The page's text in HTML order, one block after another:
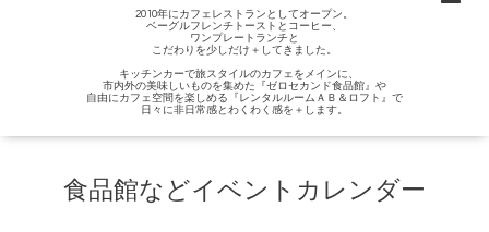
2010年にカフェレストランとしてオープン。
ベーグルフレンチトーストとコーヒー、
ワンプレートランチと
こだわりを少しだけ＋してきました。
キッチンカーで旅スタイルのカフェをメインに、
市内外の美味しいものを集めた『ゼロセカンド食品館』や
自由にカフェ空間を楽しめる『レンタルルームＡＢ＆ロフト』で
日々に非日常感とわくわく感を＋します。
食品館などイベントカレンダー